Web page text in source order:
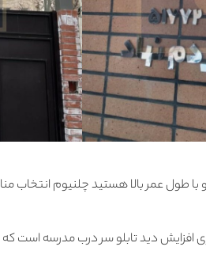
و با طول عمر بالا هستید چلنیوم
دید تابلو سر درب مدرسه است که